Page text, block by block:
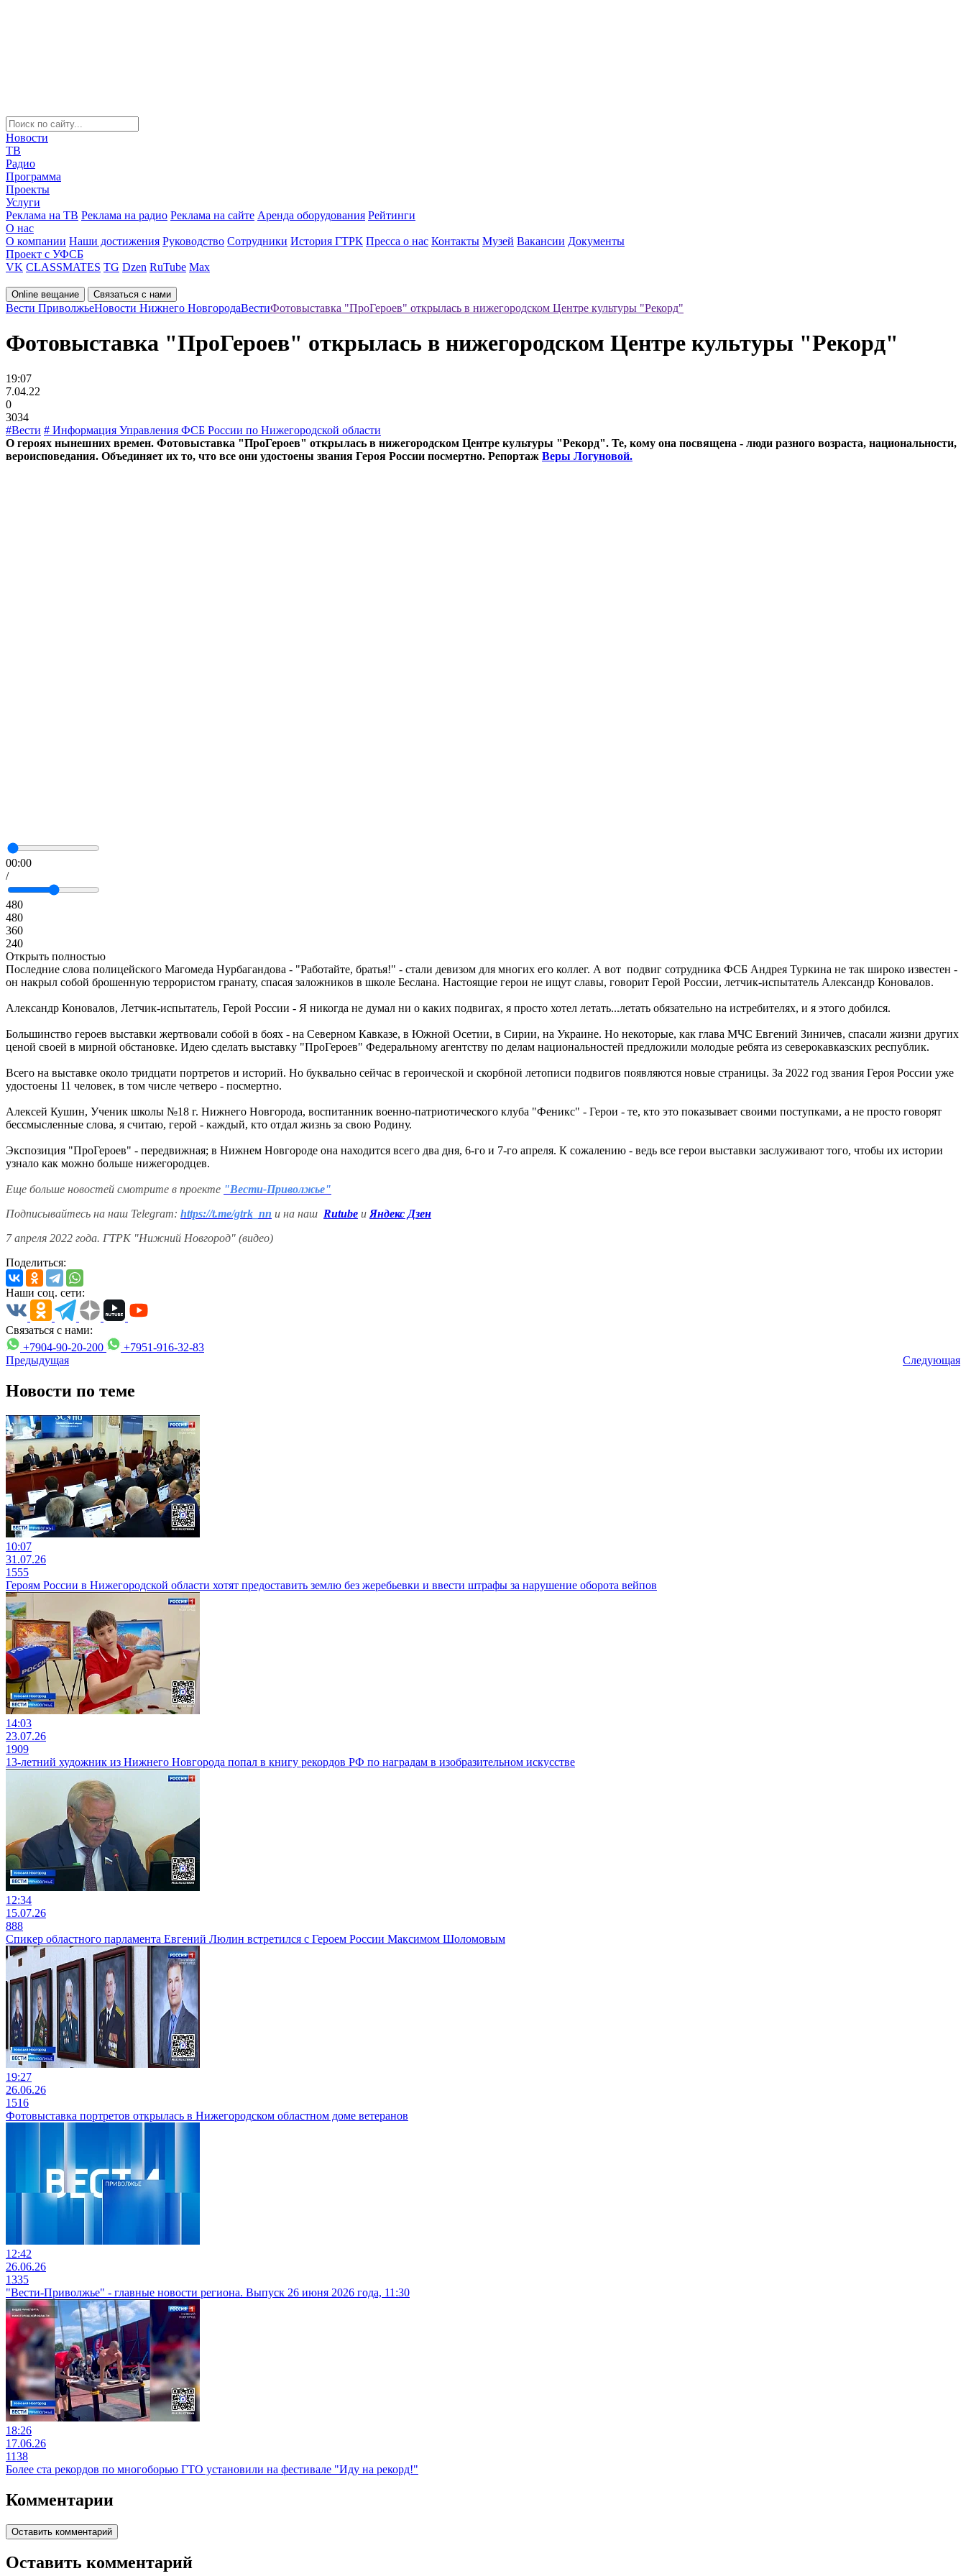
Новости
ТВ
Радио
Программа
Проекты
Услуги
Реклама на ТВ Реклама на радио Реклама на сайте Аренда оборудования Рейтинги
О нас
О компании Наши достижения Руководство Сотрудники История ГТРК Пресса о нас Контакты Музей Вакансии Документы
Проект с УФСБ
VK CLASSMATES TG Dzen RuTube Max
Online вещание Связаться с нами
Вести ПриволжьеНовости Нижнего НовгородаВестиФотовыставка "ПроГероев" открылась в нижегородском Центре культуры "Рекорд"
Фотовыставка "ПроГероев" открылась в нижегородском Центре культуры "Рекорд"
19:07
7.04.22
0
3034
#Вести # Информация Управления ФСБ России по Нижегородской области
О героях нынешних времен. Фотовыставка "ПроГероев" открылась в нижегородском Центре культуры "Рекорд". Те, кому она посвящена - люди разного возраста, национальности,
вероисповедания. Объединяет их то, что все они удостоены звания Героя России посмертно. Репортаж Веры Логуновой.
00:00
/
480
480
360
240
Открыть полностью
Последние слова полицейского Магомеда Нурбагандова - "Работайте, братья!" - стали девизом для многих его коллег. А вот подвиг сотрудника ФСБ Андрея Туркина не так широко известен -
он накрыл собой брошенную террористом гранату, спасая заложников в школе Беслана. Настоящие герои не ищут славы, говорит Герой России, летчик-испытатель Александр Коновалов.
Александр Коновалов, Летчик-испытатель, Герой России - Я никогда не думал ни о каких подвигах, я просто хотел летать...летать обязательно на истребителях, и я этого добился.
Большинство героев выставки жертвовали собой в боях - на Северном Кавказе, в Южной Осетии, в Сирии, на Украине. Но некоторые, как глава МЧС Евгений Зиничев, спасали жизни других
ценой своей в мирной обстановке. Идею сделать выставку "ПроГероев" Федеральному агентству по делам национальностей предложили молодые ребята из северокавказских республик.
Всего на выставке около тридцати портретов и историй. Но буквально сейчас в героической и скорбной летописи подвигов появляются новые страницы. За 2022 год звания Героя России уже
удостоены 11 человек, в том числе четверо - посмертно.
Алексей Кушин, Ученик школы №18 г. Нижнего Новгорода, воспитанник военно-патриотического клуба "Феникс" - Герои - те, кто это показывает своими поступками, а не просто говорят
бессмысленные слова, я считаю, герой - каждый, кто отдал жизнь за свою Родину.
Экспозиция "ПроГероев" - передвижная; в Нижнем Новгороде она находится всего два дня, 6-го и 7-го апреля. К сожалению - ведь все герои выставки заслуживают того, чтобы их истории
узнало как можно больше нижегородцев.
Еще больше новостей смотрите в проекте "Вести-Приволжье"
Подписывайтесь на наш Telegram: https://t.me/gtrk_nn и на наш Rutube и Яндекс Дзен
7 апреля 2022 года. ГТРК "Нижний Новгород" (видео)
Поделиться:
Наши соц. сети:
Связаться с нами:
+7904-90-20-200
+7951-916-32-83
Предыдущая
Следующая
Новости по теме
10:07
31.07.26
1555
Героям России в Нижегородской области хотят предоставить землю без жеребьевки и ввести штрафы за нарушение оборота вейпов
14:03
23.07.26
1909
13-летний художник из Нижнего Новгорода попал в книгу рекордов РФ по наградам в изобразительном искусстве
12:34
15.07.26
888
Спикер областного парламента Евгений Люлин встретился с Героем России Максимом Шоломовым
19:27
26.06.26
1516
Фотовыставка портретов открылась в Нижегородском областном доме ветеранов
12:42
26.06.26
1335
"Вести-Приволжье" - главные новости региона. Выпуск 26 июня 2026 года, 11:30
18:26
17.06.26
1138
Более ста рекордов по многоборью ГТО установили на фестивале "Иду на рекорд!"
Комментарии
Оставить комментарий
Оставить комментарий